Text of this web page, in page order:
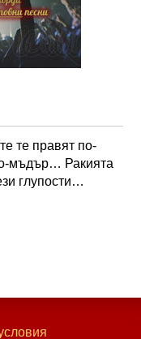
те правят по-
мъдър… Ракията
глупости…